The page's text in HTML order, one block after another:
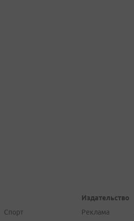
Спорт
Издательство
Реклама